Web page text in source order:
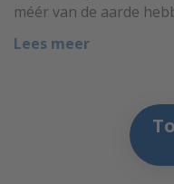
méér van de aarde
Lees meer